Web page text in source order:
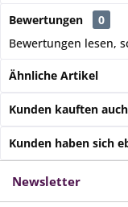
Bewertungen
0
Bewertungen lesen,
Ähnliche Artikel
Kunden kauften auch
Kunden haben sich
Newsletter